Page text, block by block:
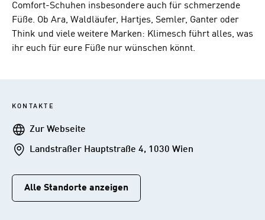
Comfort-Schuhen insbesondere auch für schmerzende
Füße. Ob Ara, Waldläufer, Hartjes, Semler, Ganter oder
Think und viele weitere Marken: Klimesch führt alles, was
ihr euch für eure Füße nur wünschen könnt.
KONTAKTE
WebseiteZur Webseite
AddresseLandstraßer Hauptstraße 4, 1030 Wien
Alle Standorte anzeigen